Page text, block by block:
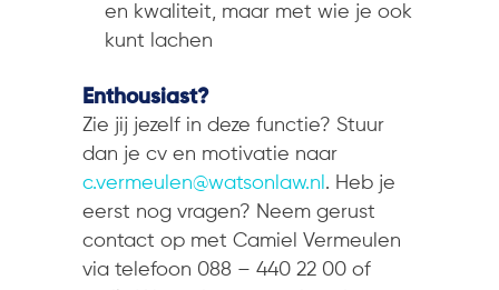
en kwaliteit, maar met wie je ook
kunt lachen
Enthousiast?
Zie jij jezelf in deze functie? Stuur
dan je cv en motivatie naar
c.vermeulen@watsonlaw.nl . Heb je
eerst nog vragen? Neem gerust
contact op met Camiel Vermeulen
via telefoon 088 – 440 22 00 of